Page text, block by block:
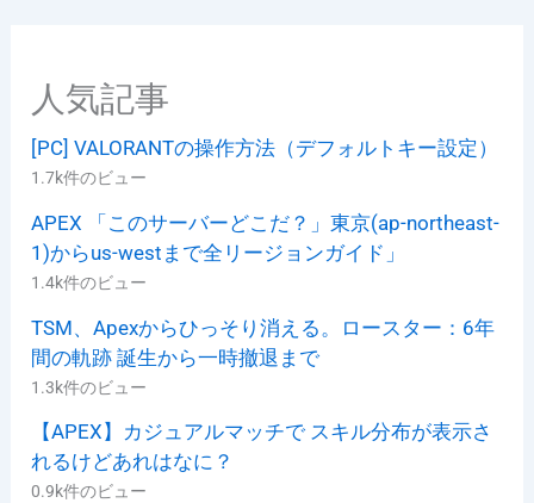
人気記事
[PC] VALORANTの操作方法（デフォルトキー設定）
1.7k件のビュー
APEX 「このサーバーどこだ？」東京(ap-northeast-
1)からus-westまで全リージョンガイド」
1.4k件のビュー
TSM、Apexからひっそり消える。ロースター：6年
間の軌跡 誕生から一時撤退まで
1.3k件のビュー
【APEX】カジュアルマッチで スキル分布が表示さ
れるけどあれはなに？
0.9k件のビュー